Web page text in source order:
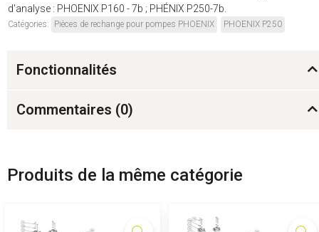
d'analyse : PHOENIX P160 - 7b ; PHÉNIX P250-7b.
Catégories: Pièces de rechange pour pompes PHOENIX PHOENIX P250
Fonctionnalités
Commentaires (0)
Produits de la même catégorie